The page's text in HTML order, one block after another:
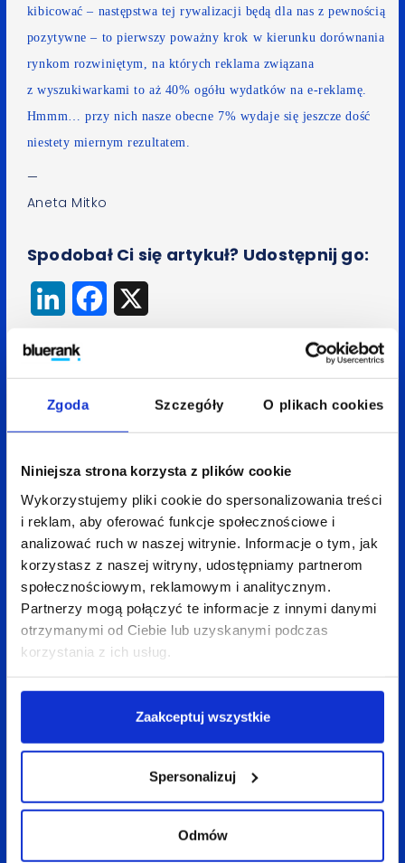
Zgoda Szczegóły O plikach cookies
Niniejsza strona korzysta z plików cookie
Wykorzystujemy pliki cookie do spersonalizowania treści
i reklam, aby oferować funkcje społecznościowe i
analizować ruch w naszej witrynie. Informacje o tym, jak
korzystasz z naszej witryny, udostępniamy partnerom
społecznościowym, reklamowym i analitycznym.
Partnerzy mogą połączyć te informacje z innymi danymi
otrzymanymi od Ciebie lub uzyskanymi podczas
korzystania z ich usług.
Zaakceptuj wszystkie
Spersonalizuj
Odmów
kibicować – następstwa tej rywalizacji będą dla nas z pewnością
pozytywne – to pierwszy poważny krok w kierunku dorównania
rynkom rozwiniętym, na których reklama związana
z wyszukiwarkami to aż 40% ogółu wydatków na e-reklamę.
Hmmm… przy nich nasze obecne 7% wydaje się jeszcze dość
niestety miernym rezultatem.
—
Aneta Mitko
Spodobał Ci się artykuł? Udostępnij go:
LinkedInFacebook
Zobacztakże:
28 sierpnia 2025 Zuzanna Maciejewska 5 min
Przyszłość marketingu medycznego w Google
zmiany?